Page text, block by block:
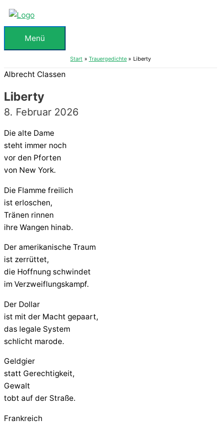
Zum
Inhalt
springenMenü
Menü
Start Trauergedichte Liberty
Albrecht Classen
Liberty
8. Februar 2026
Die alte Dame
steht immer noch
vor den Pforten
von New York.
Die Flamme freilich
ist erloschen,
Tränen rinnen
ihre Wangen hinab.
Der amerikanische Traum
ist zerrüttet,
die Hoffnung schwindet
im Verzweiflungskampf.
Der Dollar
ist mit der Macht gepaart,
das legale System
schlicht marode.
Geldgier
statt Gerechtigkeit,
Gewalt
tobt auf der Straße.
Frankreich